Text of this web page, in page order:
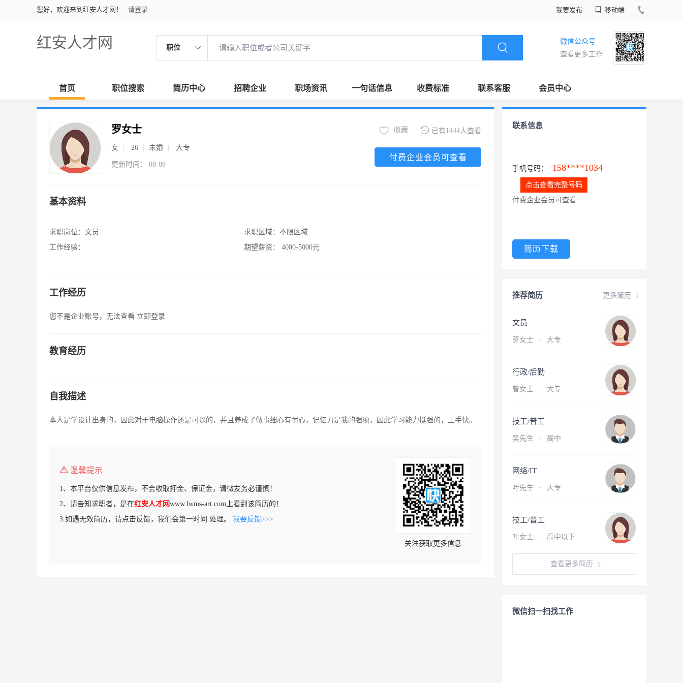
您好，欢迎来到红安人才网！ 请登录 我要发布 移动端
红安人才网 职位
微信公众号
查看更多工作
首页 职位搜索 简历中心 招聘企业 职场资讯 一句话信息 收费标准 联系客服 会员中心
罗女士
女 26 未婚 大专
更新时间： 08-09
已有1444人查看
收藏
付费企业会员可查看
基本资料
求职岗位： 文员
工作经验：
求职区域： 不限区域
期望薪资：
4000-5000元
工作经历
您不是企业账号，无法查看 立即登录
教育经历
自我描述
本人是学设计出身的，因此对于电脑操作还是可以的，并且养成了做事细心有耐心，记忆力是我的强项，因此学习能力挺强的，上手快。
温馨提示
1、本平台仅供信息发布，不会收取押金、保证金，请微友务必谨慎！
2、请告知求职者，是在红安人才网www.lwms-art.com上看到该简历的！
3.如遇无效简历，请点击反馈，我们会第一时间 处理。 我要反馈>>>
关注获取更多信息
联系信息
手机号码： 158****1034
点击查看完整号码
付费企业会员可查看
简历下载
更多简历
推荐简历
文员
罗女士 · 大专
行政/后勤
曾女士 · 大专
技工/普工
吴先生 · 高中
网络/IT
叶先生 · 大专
技工/普工
叶女士 · 高中以下
查看更多简历
微信扫一扫找工作